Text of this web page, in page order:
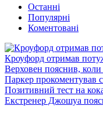
Останні
Популярні
Коментовані
Кроуфорд отримав
Верховен пояснив,
Паркер прокоментував
Позитивний тест на
Екстренер Джошуа